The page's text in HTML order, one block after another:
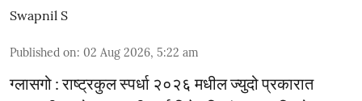
Swapnil S
Published on: 02 Aug 2026, 5:22 am
ग्लासगो : राष्ट्रकुल स्पर्धा २०२६ मधील ज्युदो प्रकारात